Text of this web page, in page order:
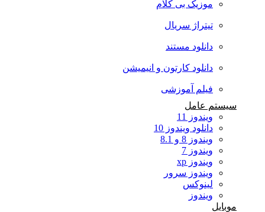
موزیک بی کلام
تیتراژ سریال
دانلود مستند
دانلود کارتون و انیمیشن
فیلم آموزشی
سیستم عامل
ویندوز 11
دانلود ویندوز 10
ویندوز 8 و 8.1
ویندوز 7
ویندوز xp
ویندوز سرور
لینوکس
ویندوز
موبایل